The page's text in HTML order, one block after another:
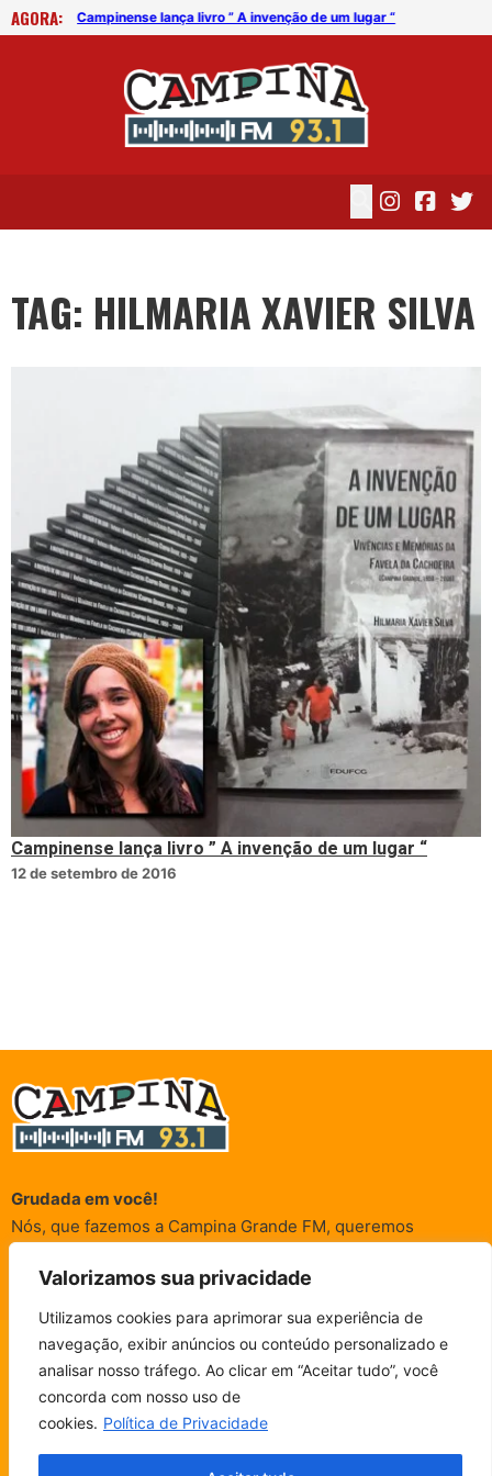
Valorizamos sua privacidade
Utilizamos cookies para aprimorar sua experiência de
navegação, exibir anúncios ou conteúdo personalizado e
analisar nosso tráfego. Ao clicar em “Aceitar tudo”, você
concorda com nosso uso de
cookies. Política de Privacidade
AGORA: Campinense lança livro ” A invenção de um lugar “
CAMPINA FM - AO VIVO
ESCUTE SEM PARAR!
TAG: HILMARIA XAVIER SILVA
Campinense lança livro ” A invenção de um lugar “
12 de setembro de 2016
Grudada em você!
Nós, que fazemos a Campina Grande FM, queremos
acompanham sempre. É para vocês que a Rádio existe e por
vocês que as informações (informativas, de entretenimento,
promocionais e de conscientização) são realizadas.
© Campina FM 1978 – 2026. Termos de Uso
rox PublicidadeFala, ouvinte!